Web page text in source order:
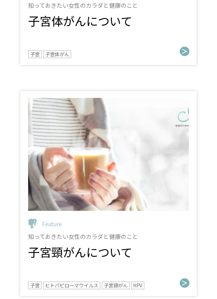
知っておきたい女性のカラダと健康のこと
子宮体がんについて
子宮 子宮体がん
Feature
知っておきたい女性のカラダと健康のこと
子宮頸がんについて
子宮 ヒトパピローマウイルス 子宮頸がん HPV